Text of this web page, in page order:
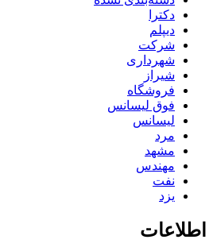
دکترا
دیپلم
شرکت
شهرداری
شیراز
فروشگاه
فوق لیسانس
لیسانس
مرد
مشهد
مهندس
نفت
یزد
اطلاعات